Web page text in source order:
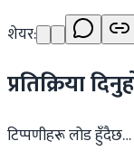
शेयर:
प्रतिक्रिया
टिप्पणीहरू लोड हुँदैछ…